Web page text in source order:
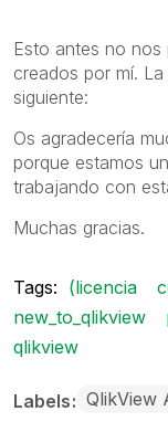
Esto antes no
creados por mí.
siguiente:
Os agradecería
porque estamos
trabajando con
Muchas gracias.
Tags: (licencia
new_to_qlikview
qlikview
Labels QlikView